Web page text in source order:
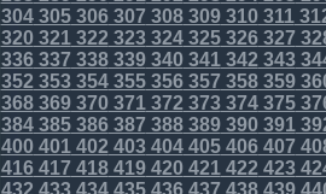
304305306307 308309310311
320321322 323324325326327
336337 338339340341342 343
352 353354355356357 358359
368369370371372 373374375
384385386387 388389390391
400401402 403404405406407
416417 418419420421422 423
432 433434435436437 438439